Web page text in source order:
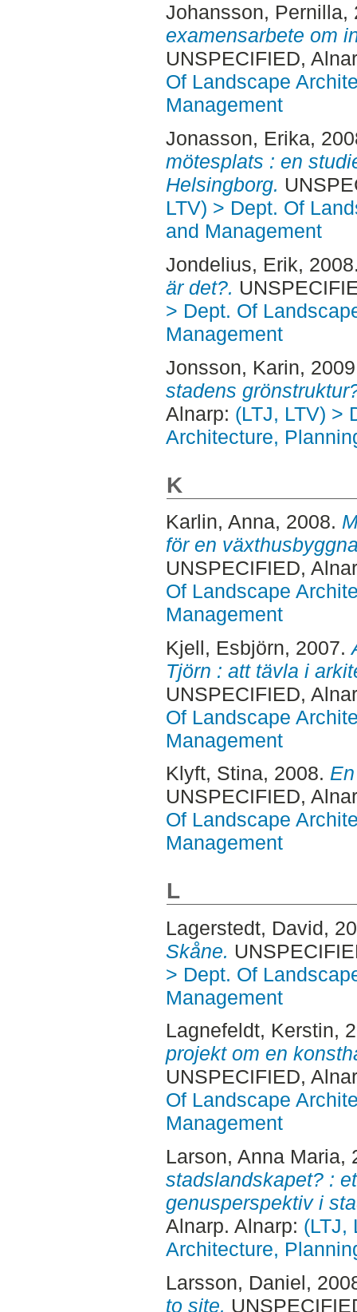
Johansson, Pernilla,
examensarbete om
UNSPECIFIED,
Of Landscape
Management
Jonasson, Erika,
mötesplats : en
Helsingborg.
LTV) > Dept. Of
and Management
Jondelius, Erik,
är det?.
> Dept. Of
Management
Jonsson, Karin,
stadens
Alnarp: (LTJ, LTV) >
Architecture,
K
Karlin, Anna, 2008.
för en
UNSPECIFIED,
Of Landscape
Management
Kjell, Esbjörn, 2007.
Tjörn : att tävla i
UNSPECIFIED,
Of Landscape
Management
Klyft, Stina, 2008.
UNSPECIFIED,
Of Landscape
Management
L
Lagerstedt, David,
Skåne.
> Dept. Of
Management
Lagnefeldt, Kerstin,
projekt om en
UNSPECIFIED,
Of Landscape
Management
Larson, Anna Maria,
stadslandskapet? :
genusperspektiv i
Alnarp. Alnarp: (LTJ,
Architecture,
Larsson, Daniel,
to site.